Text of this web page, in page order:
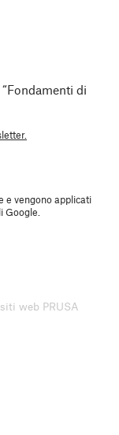
di
e vengono applicati
Google.
web PRUSA